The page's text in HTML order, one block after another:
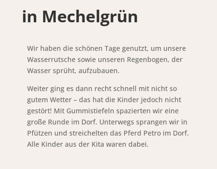
in Mechelgrün
Wir haben die schönen Tage genutzt, um unsere
Wasserrutsche sowie unseren Regenbogen, der
Wasser sprüht, aufzubauen.
Weiter ging es dann recht schnell mit nicht so
gutem Wetter – das hat die Kinder jedoch nicht
gestört! Mit Gummistiefeln spazierten wir eine
große Runde im Dorf. Unterwegs sprangen wir in
Pfützen und streichelten das Pferd Petro im Dorf.
Alle Kinder aus der Kita waren dabei.